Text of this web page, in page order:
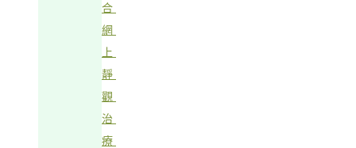
合
網
上
靜
觀
治
療